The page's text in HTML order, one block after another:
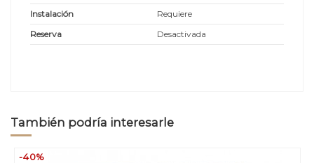
Instalación
Requiere
Reserva
Desactivada
También podría interesarle
-40%